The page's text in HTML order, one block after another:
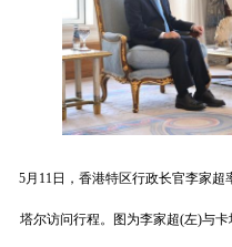
5月11日，香港特区行政长官李家
塔尔访问行程。图为李家超(左)与